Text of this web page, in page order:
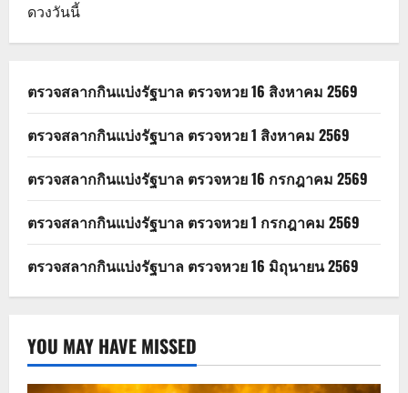
ดวงวันนี้
ตรวจสลากกินแบ่งรัฐบาล ตรวจหวย 16 สิงหาคม 2569
ตรวจสลากกินแบ่งรัฐบาล ตรวจหวย 1 สิงหาคม 2569
ตรวจสลากกินแบ่งรัฐบาล ตรวจหวย 16 กรกฎาคม 2569
ตรวจสลากกินแบ่งรัฐบาล ตรวจหวย 1 กรกฎาคม 2569
ตรวจสลากกินแบ่งรัฐบาล ตรวจหวย 16 มิถุนายน 2569
YOU MAY HAVE MISSED